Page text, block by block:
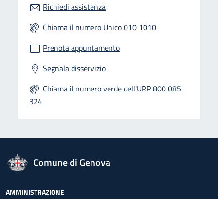
Richiedi assistenza
Chiama il numero Unico 010 1010
Prenota appuntamento
Segnala disservizio
Chiama il numero verde dell'URP 800 085
324
logo Unione Europea
Comune di Genova
AMMINISTRAZIONE